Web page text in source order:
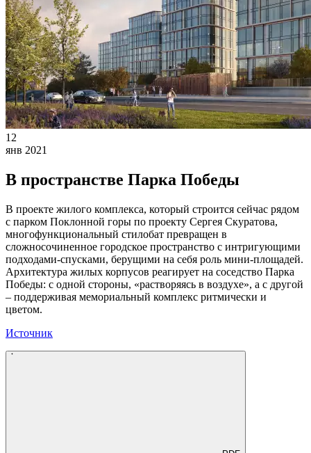
12
янв 2021
В пространстве Парка Победы
В проекте жилого комплекса, который строится сейчас рядом
с парком Поклонной горы по проекту Сергея Скуратова,
многофункциональный стилобат превращен в
сложносочиненное городское пространство с интригующими
подходами-спусками, берущими на себя роль мини-площадей.
Архитектура жилых корпусов реагирует на соседство Парка
Победы: с одной стороны, «растворяясь в воздухе», а с другой
– поддерживая мемориальный комплекс ритмически и
цветом.
Источник